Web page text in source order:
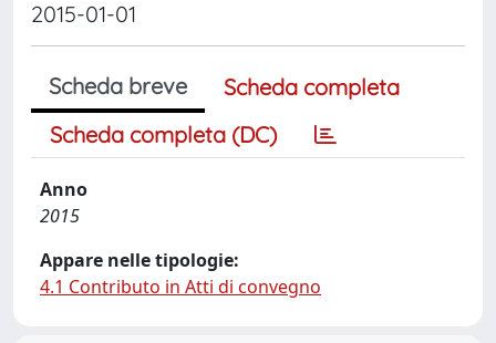
2015-01-01
Scheda breve
Scheda completa
Scheda completa (DC)
Anno
2015
Appare nelle tipologie:
4.1 Contributo in Atti di convegno